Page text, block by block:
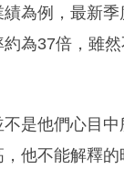
為例，最新季
為37倍，雖
是他們心目
他不能解釋的